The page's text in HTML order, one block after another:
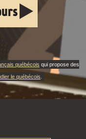
québécois qui propose des
le québécois